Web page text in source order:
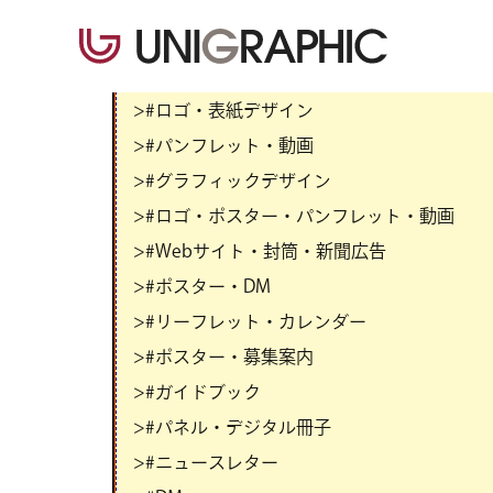
>#ロゴ・表紙デザイン
>#パンフレット・動画
>#グラフィックデザイン
>#ロゴ・ポスター・パンフレット・動画
>#Webサイト・封筒・新聞広告
>#ポスター・DM
>#リーフレット・カレンダー
>#ポスター・募集案内
>#ガイドブック
>#パネル・デジタル冊子
>#ニュースレター